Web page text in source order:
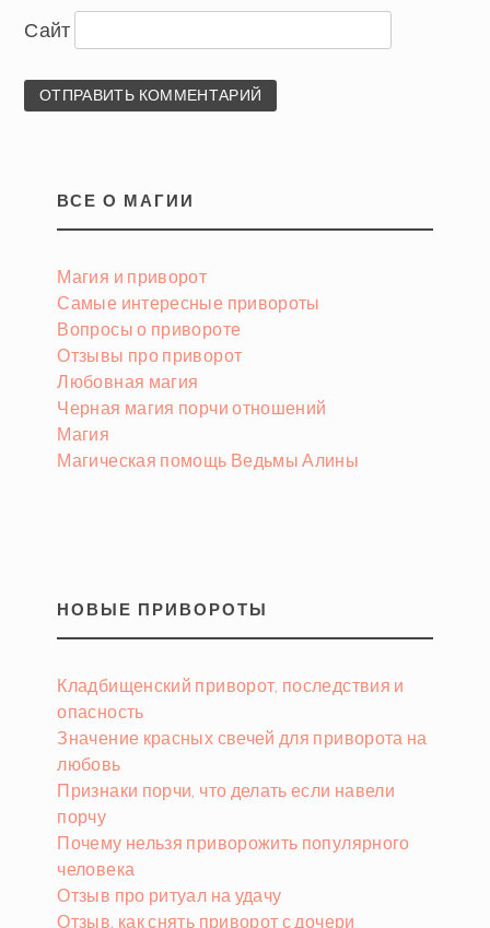
Сайт
ВСЕ О МАГИИ
Магия и приворот
Самые интересные привороты
Вопросы о привороте
Отзывы про приворот
Любовная магия
Черная магия порчи отношений
Магия
Магическая помощь Ведьмы Алины
НОВЫЕ ПРИВОРОТЫ
Кладбищенский приворот, последствия и
опасность
Значение красных свечей для приворота на
любовь
Признаки порчи, что делать если навели
порчу
Почему нельзя приворожить популярного
человека
Отзыв про ритуал на удачу
Отзыв, как снять приворот с дочери